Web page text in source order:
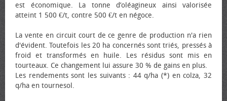
est économique. La tonne d’oléagineux ainsi valorisée
atteint 1 500 €/t, contre 500 €/t en négoce.
La vente en circuit court de ce genre de production n'a rien
d'évident. Toutefois les 20 ha concernés sont triés, pressés à
froid et transformés en huile. Les résidus sont mis en
tourteaux. Ce changement lui assure 30 % de gains en plus.
Les rendements sont les suivants : 44 q/ha (*) en colza, 32
q/ha en tournesol.